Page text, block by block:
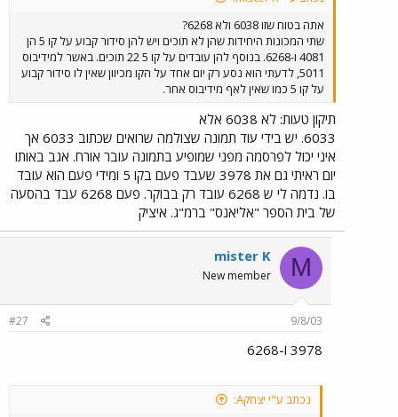
אתה בטוח שזו 6038 ולא 6268?
שתי המכונות היחידות שהן לא תוכים ויש להן סידור קבוע על קו 5 הן
4081 ו-6268. בנוסף להן עובדים על קו 5 22 תוכים. באשר למידיבוס
5011, לדעתי הוא נסע רק יום אחד על הקו מכיוון שאין לו סידור קבוע
על קו 5 כמו שאין לאף מידיבוס אחר.
תיקון טעות: לא 6038 אלא
6033. יש בידי עוד תמונה שצולמה שרואים שכתוב 6033 אך
איני יכול לפרסמה מפני שמופיע בתמונה עובר אורח. אגב באותו
יום ראיתי גם את 3978 שעבד פעם בקו 5 ומידי פעם הוא עובד
בו. נדמה לי ש 6268 עובד רק בבוקר. פעם 6268 עבד בהסעה
של בית הספר "אליאנס" ברמ"ג. איציק
M
mister K
New member
9/8/03
#27
3978 ו-6268
נכתב ע"י יצחקA: